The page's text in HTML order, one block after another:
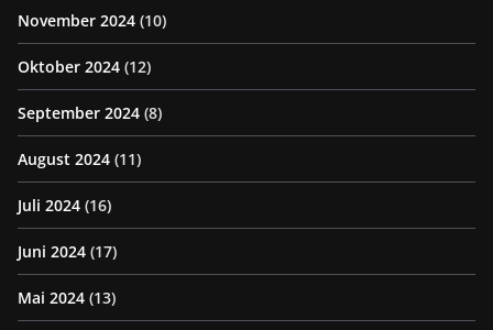
November 2024 (10)
Oktober 2024 (12)
September 2024 (8)
August 2024 (11)
Juli 2024 (16)
Juni 2024 (17)
Mai 2024 (13)